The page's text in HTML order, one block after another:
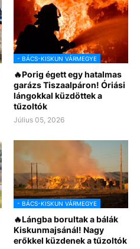
- BÁCS-KISKUN VÁRMEGYE
🔥Porig égett egy hatalmas
garázs Tiszaalpáron! Óriási
lángokkal küzdöttek a
tűzoltók
Július 05, 2026
- BÁCS-KISKUN VÁRMEGYE
🔥Lángba borultak a bálák
Kiskunmajsánál! Nagy
erőkkel küzdenek a tűzoltók